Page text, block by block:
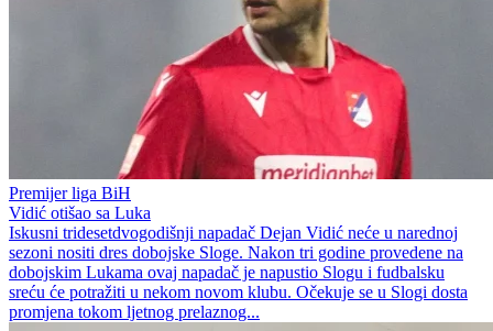
Premijer liga BiH
Vidić otišao sa Luka
Iskusni tridesetdvogodišnji napadač Dejan Vidić neće u narednoj
sezoni nositi dres dobojske Sloge. Nakon tri godine provedene na
dobojskim Lukama ovaj napadač je napustio Slogu i fudbalsku
sreću će potražiti u nekom novom klubu. Očekuje se u Slogi dosta
promjena tokom ljetnog prelaznog...